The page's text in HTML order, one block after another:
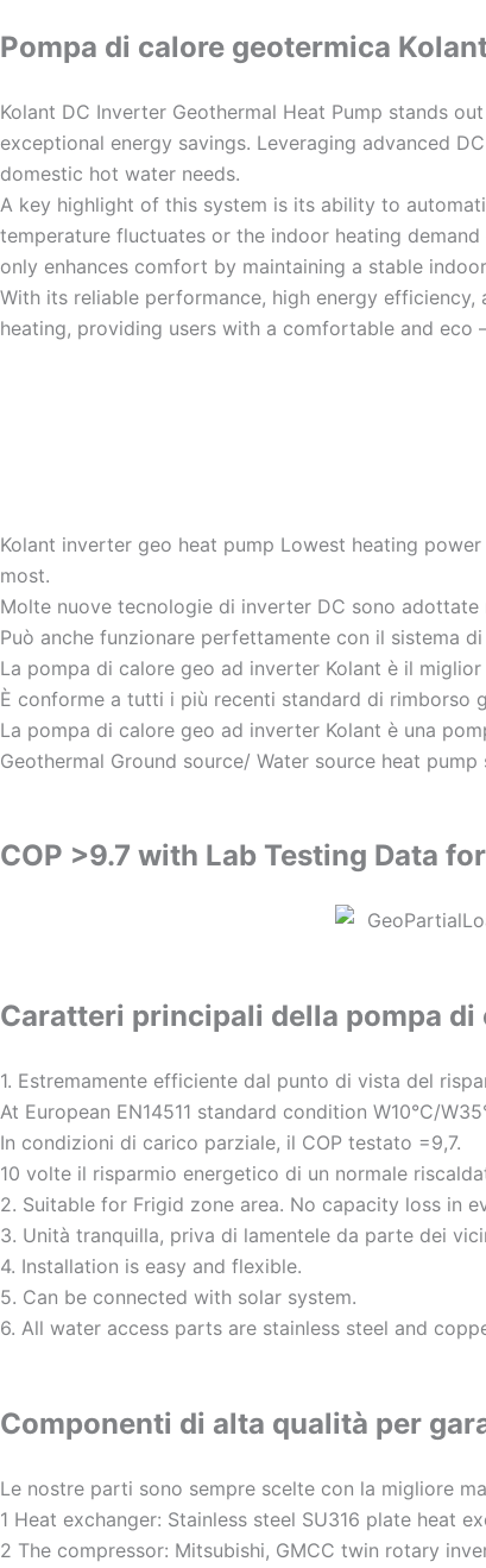
Pompa di calore geotermica
Kolant DC Inverter Geothermal Heat Pump stands
exceptional energy savings. Leveraging advanced
domestic hot water needs.​
A key highlight of this system is its ability to
temperature fluctuates or the indoor heating
only enhances comfort by maintaining a stable
With its reliable performance, high energy
heating, providing users with a comfortable and eco
Kolant inverter geo heat pump Lowest heating
most.
Molte nuove tecnologie di inverter DC sono
Può anche funzionare perfettamente con il sistema
La pompa di calore geo ad inverter Kolant è il
È conforme a tutti i più recenti standard di rimborso
La pompa di calore geo ad inverter Kolant è una
Geothermal Ground source/ Water source heat
COP >9.7 with Lab Testing Data
Caratteri principali della pompa
1. Estremamente efficiente dal punto di vista del
At European EN14511 standard condition W10°C/
In condizioni di carico parziale, il COP testato =9,7.
10 volte il risparmio energetico di un normale
2. Suitable for Frigid zone area. No capacity loss in
3. Unità tranquilla, priva di lamentele da parte dei
4. Installation is easy and flexible.
5. Can be connected with solar system.
6. All water access parts are stainless steel and
Componenti di alta qualità per
Le nostre parti sono sempre scelte con la migliore
1 Heat exchanger: Stainless steel SU316 plate heat
2 The compressor: Mitsubishi, GMCC twin rotary